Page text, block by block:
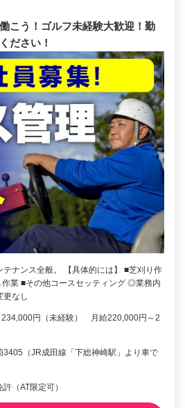
こう！ゴルフ未経験大歓迎！勤
ださい！
テナンス全般。 【具体的には】 ■芝刈り作
作業 ■その他コースセッティング ◎業務内
更なし
234,000円（未経験） 月給220,000円～2
3405（JR成田線「下総神崎駅」より車で
（AT限定可）